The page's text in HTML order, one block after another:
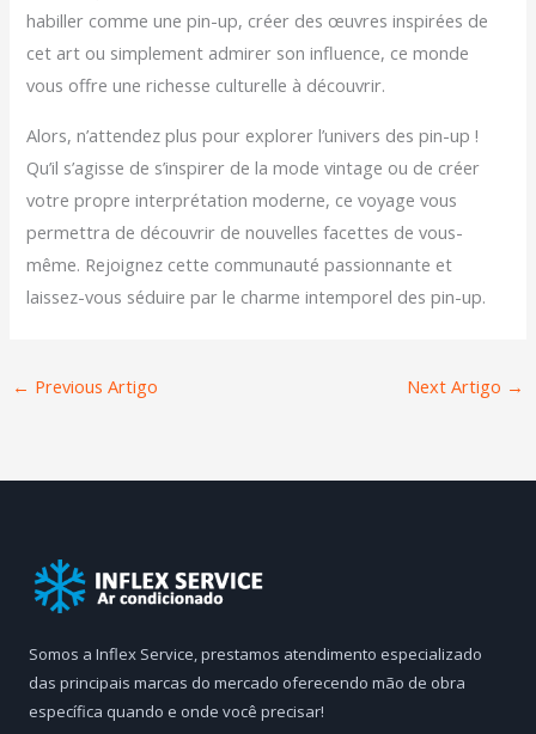
habiller comme une pin-up, créer des œuvres inspirées de
cet art ou simplement admirer son influence, ce monde
vous offre une richesse culturelle à découvrir.
Alors, n’attendez plus pour explorer l’univers des pin-up !
Qu’il s’agisse de s’inspirer de la mode vintage ou de créer
votre propre interprétation moderne, ce voyage vous
permettra de découvrir de nouvelles facettes de vous-
même. Rejoignez cette communauté passionnante et
laissez-vous séduire par le charme intemporel des pin-up.
← Previous Artigo Next Artigo →
Somos a Inflex Service, prestamos atendimento especializado
das principais marcas do mercado oferecendo mão de obra
específica quando e onde você precisar!